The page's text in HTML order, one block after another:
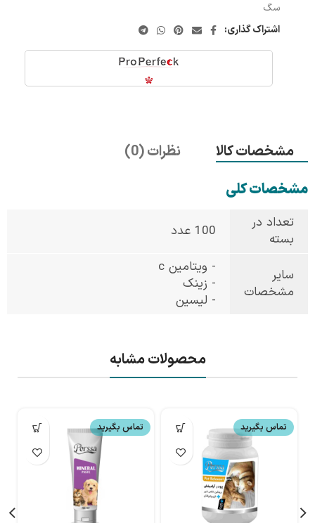
سگ
اشتراک گذاری:
مشخصات کالا
نظرات (0)
مشخصات کلی
تعداد در
بسته
100 عدد
سایر
مشخصات
- ویتامین c
- زینک
- لیسین
محصولات مشابه
تماس بگیرید تماس بگیرید